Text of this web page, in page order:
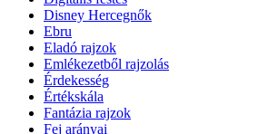
Disney Hercegnők
Ebru
Eladó rajzok
Emlékezetből rajzolás
Érdekesség
Értékskála
Fantázia rajzok
Fej arányai